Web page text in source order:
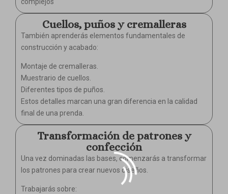
Cuellos, puños y cremalleras
También aprenderás elementos fundamentales de
construcción y acabado:
Montaje de cremalleras.
Muestrario de cuellos.
Diferentes tipos de puños.
Estos detalles marcan una gran diferencia en la calidad
final de una prenda.
Transformación de patrones y
confección
Una vez dominadas las bases, comenzarás a transformar
los patrones para crear nuevos diseños.
Trabajarás sobre: